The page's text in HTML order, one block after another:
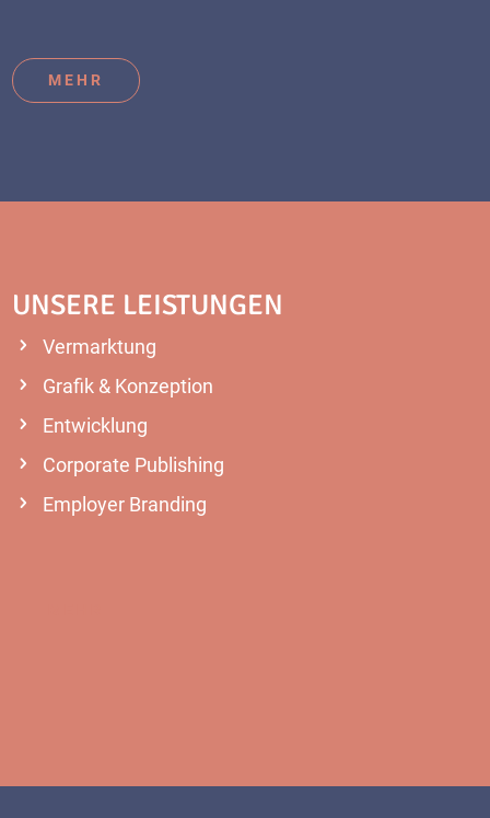
MEHR
UNSERE LEISTUNGEN
Vermarktung
Grafik & Konzeption
Entwicklung
Corporate Publishing
Employer Branding